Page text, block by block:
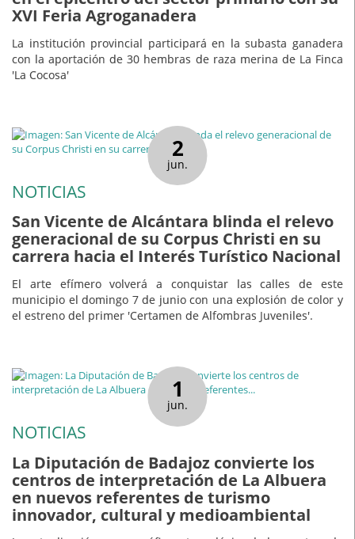
XVI Feria Agroganadera
La institución provincial participará en la subasta ganadera
con la aportación de 30 hembras de raza merina de La Finca
'La Cocosa'
2
jun.
NOTICIAS
San Vicente de Alcántara blinda el relevo
generacional de su Corpus Christi en su
carrera hacia el Interés Turístico Nacional
El arte efímero volverá a conquistar las calles de este
municipio el domingo 7 de junio con una explosión de color y
el estreno del primer 'Certamen de Alfombras Juveniles'.
1
jun.
NOTICIAS
La Diputación de Badajoz convierte los
centros de interpretación de La Albuera
en nuevos referentes de turismo
innovador, cultural y medioambiental